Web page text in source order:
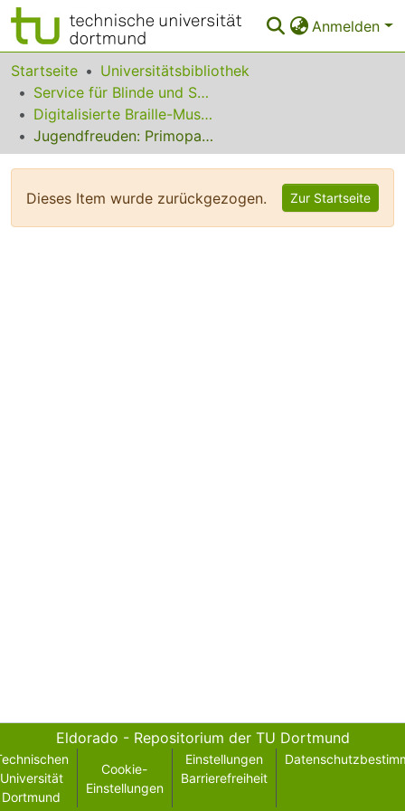
Anmelden
Bereiche & Sammlungen
Das gesamte Repositorium
Statistiken
Startseite
Universitätsbibliothek
Service für Blinde und Sehbehinderte
Digitalisierte Braille-Musik-Matrizen des VzfB
Jugendfreuden: Primopartie
Dieses Item wurde zurückgezogen. Zur Startseite
Eldorado - Repositorium der TU Dortmund
Universität
Dortmund
Cookie-
Einstellungen
Einstellungen
Barrierefreiheit